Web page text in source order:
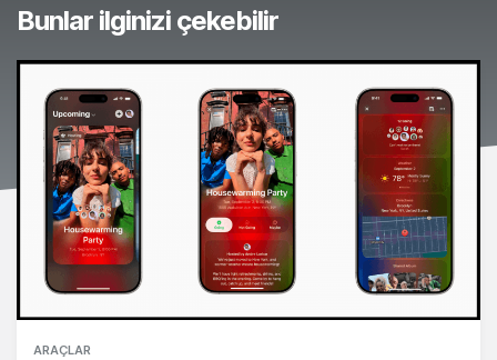
Bunlar ilginizi çekebilir
ARAÇLAR